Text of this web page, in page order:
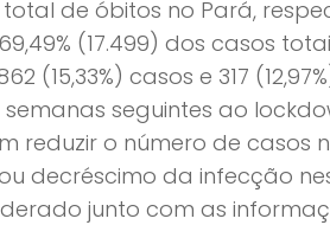
de óbitos no Pará,
(17.499) dos casos
(15,33%) casos e 317
seguintes ao
reduzir o número de
decréscimo da infecção
junto com as